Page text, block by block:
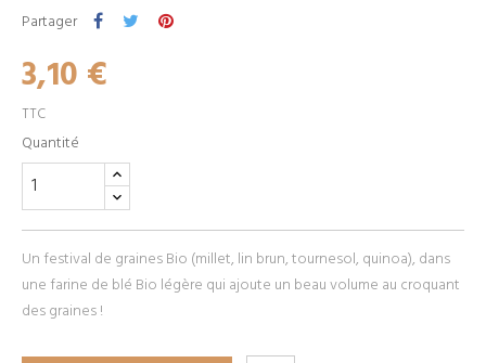
Partager
3,10 €
TTC
Quantité
Un festival de graines Bio (millet, lin brun, tournesol, quinoa), dans
une farine de blé Bio légère qui ajoute un beau volume au croquant
des graines !